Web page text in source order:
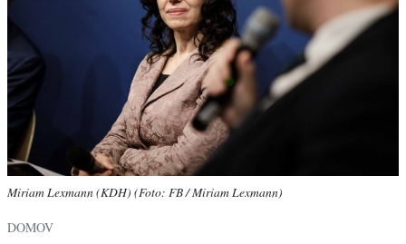
Miriam Lexmann (KDH) (Foto: FB / Miriam Lexmann)
DOMOV